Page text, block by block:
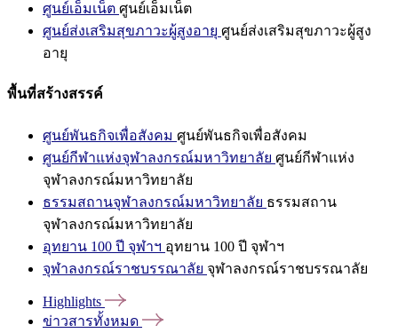
ศูนย์เอ็มเน็ต ศูนย์เอ็มเน็ต
ศูนย์ส่งเสริมสุขภาวะผู้สูงอายุ ศูนย์ส่งเสริมสุขภาวะผู้สูง
อายุ
พื้นที่สร้างสรรค์
ศูนย์พันธกิจเพื่อสังคม ศูนย์พันธกิจเพื่อสังคม
ศูนย์กีฬาแห่งจุฬาลงกรณ์มหาวิทยาลัย ศูนย์กีฬาแห่ง
จุฬาลงกรณ์มหาวิทยาลัย
ธรรมสถานจุฬาลงกรณ์มหาวิทยาลัย ธรรมสถาน
จุฬาลงกรณ์มหาวิทยาลัย
อุทยาน 100 ปี จุฬาฯ อุทยาน 100 ปี จุฬาฯ
จุฬาลงกรณ์ราชบรรณาลัย จุฬาลงกรณ์ราชบรรณาลัย
Highlights
ข่าวสารทั้งหมด